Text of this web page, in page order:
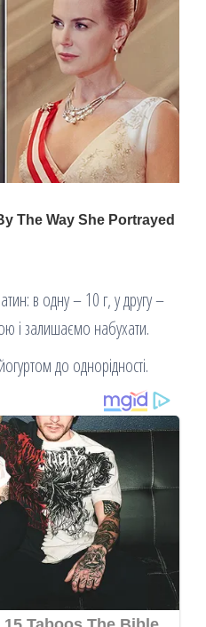
в одну – 10 г, у другу –
і залишаємо набухати.
до однорідності.